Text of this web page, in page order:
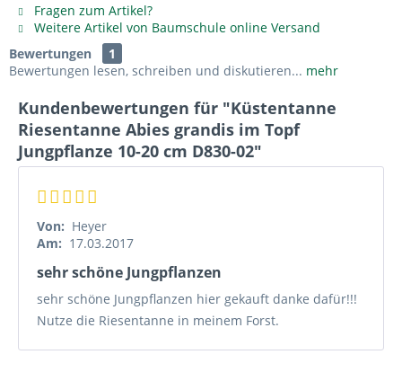
Fragen zum Artikel?
Weitere Artikel von Baumschule online Versand
Bewertungen
1
Bewertungen lesen, schreiben und diskutieren... mehr
Kundenbewertungen für "Küstentanne
Riesentanne Abies grandis im Topf
Jungpflanze 10-20 cm D830-02"
Von: Heyer
Am: 17.03.2017
sehr schöne Jungpflanzen
sehr schöne Jungpflanzen hier gekauft danke dafür!!!
Nutze die Riesentanne in meinem Forst.